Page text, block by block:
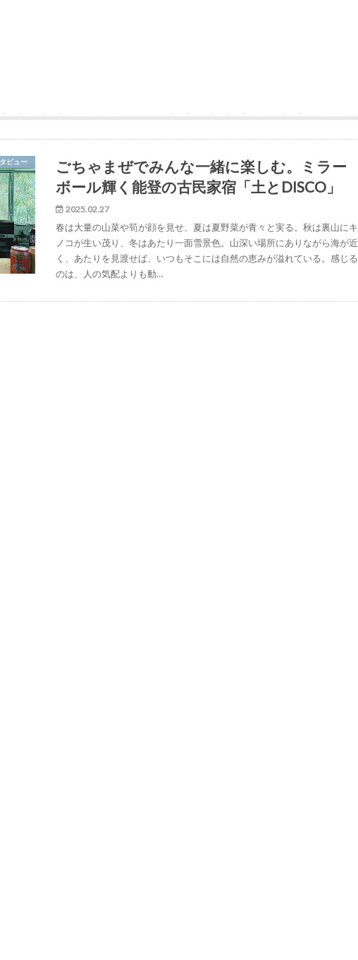
ビュー
ごちゃまぜでみんな一緒に楽しむ。ミラー
ボール輝く能登の古民家宿「土とDISCO」
2025.02.27
春は大量の山菜や筍が顔を見せ、夏は夏野菜が青々と実る。秋は裏山にキ
ノコが生い茂り、冬はあたり一面雪景色。山深い場所にありながら海が近
く、あたりを見渡せば、いつもそこには自然の恵みが溢れている。感じる
のは、人の気配よりも動…